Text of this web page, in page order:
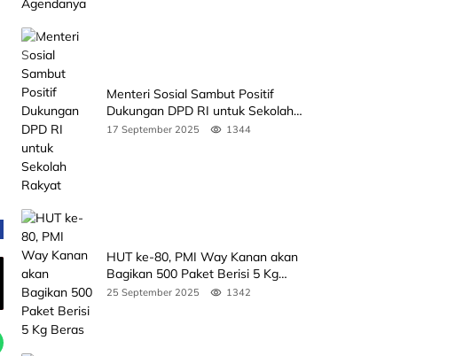
Menteri Sosial Sambut Positif
Dukungan DPD RI untuk Sekolah
Rakyat
17 September 2025 1344
HUT ke-80, PMI Way Kanan akan
Bagikan 500 Paket Berisi 5 Kg
Beras
25 September 2025 1342